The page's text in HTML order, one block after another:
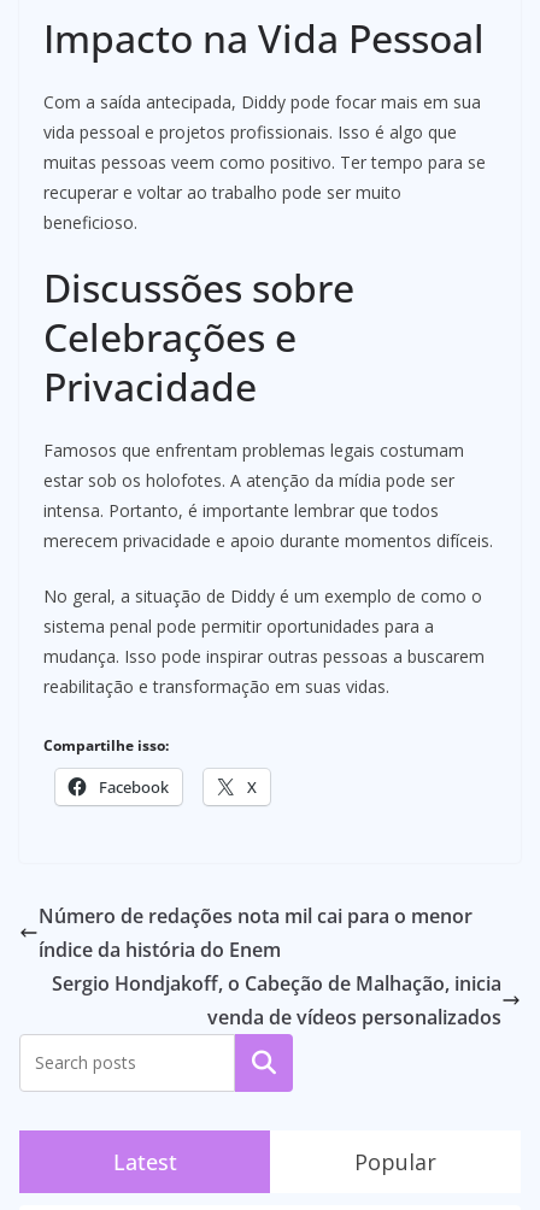
Impacto na Vida Pessoal
Com a saída antecipada, Diddy pode focar mais em sua
vida pessoal e projetos profissionais. Isso é algo que
muitas pessoas veem como positivo. Ter tempo para se
recuperar e voltar ao trabalho pode ser muito
beneficioso.
Discussões sobre
Celebrações e
Privacidade
Famosos que enfrentam problemas legais costumam
estar sob os holofotes. A atenção da mídia pode ser
intensa. Portanto, é importante lembrar que todos
merecem privacidade e apoio durante momentos difíceis.
No geral, a situação de Diddy é um exemplo de como o
sistema penal pode permitir oportunidades para a
mudança. Isso pode inspirar outras pessoas a buscarem
reabilitação e transformação em suas vidas.
Compartilhe isso:
Facebook X
Número de redações nota mil cai para o menor
índice da história do Enem
Sergio Hondjakoff, o Cabeção de Malhação, inicia
venda de vídeos personalizados
Pesquisar
Latest Popular